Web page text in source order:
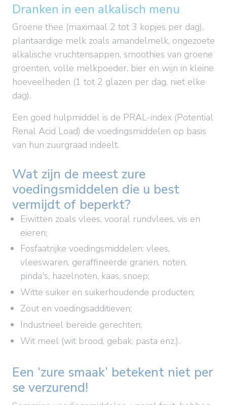
Dranken in een alkalisch menu
Groene thee (maximaal 2 tot 3 kopjes per dag),
plantaardige melk zoals amandelmelk, ongezoete
alkalische vruchtensappen, smoothies van groene
groenten, volle melkpoeder, bier en wijn in kleine
hoeveelheden (1 tot 2 glazen per dag, niet elke
dag).
Een goed hulpmiddel is de PRAL-index (Potential
Renal Acid Load) die voedingsmiddelen op basis
van hun zuurgraad indeelt.
Wat zijn de meest zure
voedingsmiddelen die u best
vermijdt of beperkt?
Eiwitten zoals vlees, vooral rundvlees, vis en
eieren;
Fosfaatrijke voedingsmiddelen: vlees,
vleeswaren, geraffineerde granen, noten,
pinda's, hazelnoten, kaas, snoep;
Witte suiker en suikerhoudende producten;
Zout en voedingsadditieven;
Industrieel bereide gerechten;
Wit meel (wit brood, gebak, pasta enz.).
Een ‘zure smaak’ betekent niet per
se verzurend!